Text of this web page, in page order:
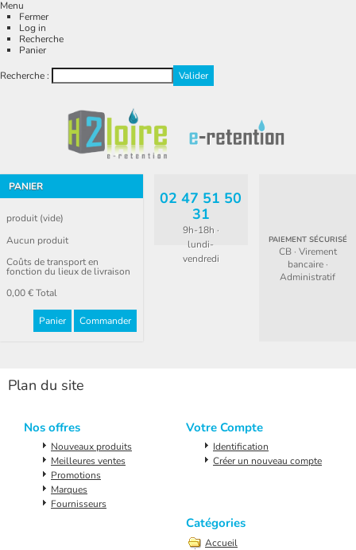
Menu
Fermer
Log in
Recherche
Panier
Recherche :
PANIER
produit (vide)
Aucun produit
Coûts de transport en
fonction du lieux de livraison
0,00 €Total
Panier Commander
02 47 51 50
31
9h-18h ·
lundi-
vendredi
PAIEMENT SÉCURISÉ
CB · Virement
bancaire ·
Administratif
Plan du site
Nos offres
Nouveaux produits
Meilleures ventes
Promotions
Marques
Fournisseurs
Votre Compte
Identification
Créer un nouveau compte
Catégories
Accueil